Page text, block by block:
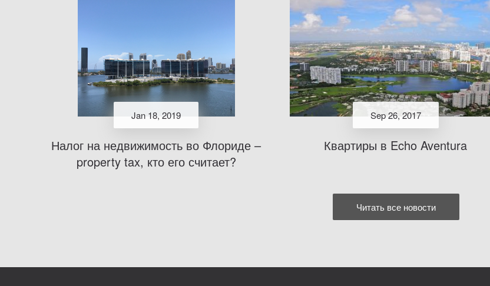
Jan 18, 2019
Налог на недвижимость во Флориде –
property tax, кто его считает?
Sep 26, 2017
Квартиры в Echo Aventura
Читать все новости